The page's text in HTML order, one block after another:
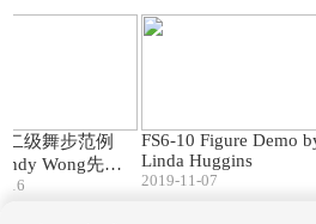
二级舞步范例
Wong先
16
FS6-10 Figure Demo
Linda Huggins
2019-11-07